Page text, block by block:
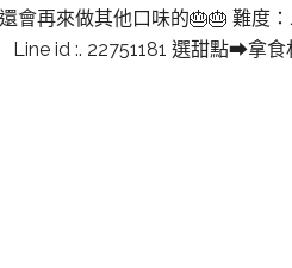
會再來做其他口味的🎂🎂 難度
Line id :. 22751181 選甜點➡拿